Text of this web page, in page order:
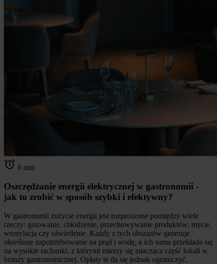
8 min
Oszczędzanie energii elektrycznej w gastronomii -
jak to zrobić w sposób szybki i efektywny?
W gastronomii zużycie energii jest rozproszone pomiędzy wiele
rzeczy: gotowanie, chłodzenie, przechowywanie produktów, mycie,
wentylacja czy oświetlenie. Każdy z tych obszarów generuje
określone zapotrzebowanie na prąd i wodę, a ich suma przekłada się
na wysokie rachunki, z którymi mierzy się znacząca część lokali w
branży gastronomicznej. Opłaty te da się jednak ograniczyć.